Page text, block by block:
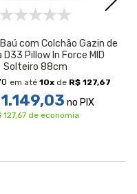
com Colchão Gazin de
D33 Pillow In Force MID
Solteiro 88cm
em até 10x de R$ 127,67
no PIX
127,67 de economia